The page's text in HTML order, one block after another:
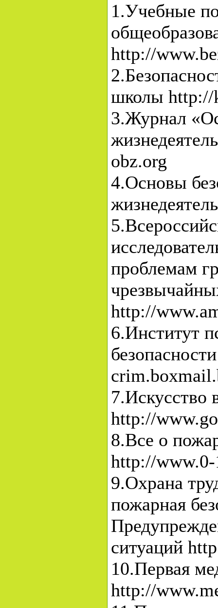
1.Учебные
http://
школы http://
3.Журнал
obz.org
4.Основы
проблемам
http://
6.Институт
7.Искусство
http://
8.Все о
http://
9.Охрана
пожарная
ситуаций
10.Первая
http://